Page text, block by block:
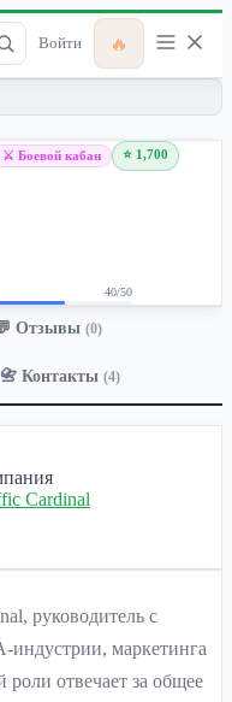
Войти 🔥
⚔️ Боевой кабан ⭐ 1,700
40/50
Отзывы (0)
📇 Контакты (4)
Cardinal
руководитель с
индустрии, маркетинга
отвечает за общее